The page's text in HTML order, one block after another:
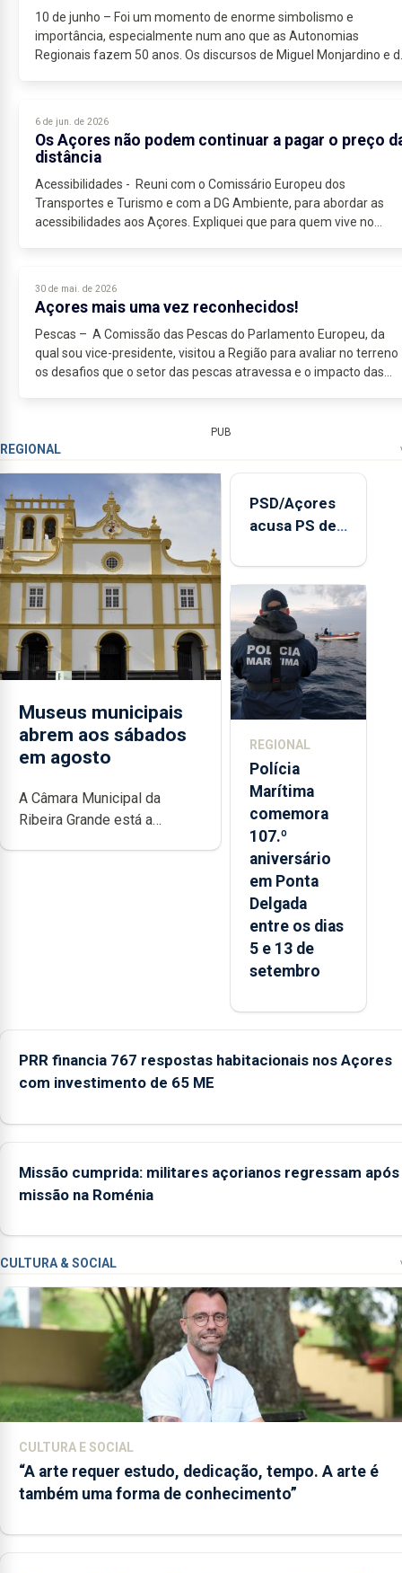
10 de junho – Foi um momento de enorme simbolismo e
importância, especialmente num ano que as Autonomias
Regionais fazem 50 anos. Os discursos de Miguel Monjardino e
6 de jun. de 2026
Os Açores não podem continuar a pagar o preço
distância
Acessibilidades - Reuni com o Comissário Europeu dos
Transportes e Turismo e com a DG Ambiente, para abordar as
acessibilidades aos Açores. Expliquei que para quem vive no
30 de mai. de 2026
Açores mais uma vez reconhecidos!
Pescas – A Comissão das Pescas do Parlamento Europeu, da
qual sou vice-presidente, visitou a Região para avaliar no terreno
os desafios que o setor das pescas atravessa e o impacto das
PUB
REGIONAL
Museus municipais
abrem aos sábados
em agosto
A Câmara Municipal da
Ribeira Grande está a
PSD/Açores
acusa PS de
contraditória"
sobre
evolução
turística
REGIONAL
Polícia
Marítima
comemora
107.º
aniversário
em Ponta
Delgada
entre os dias
5 e 13 de
setembro
PRR financia 767 respostas habitacionais nos Açores
com investimento de 65 ME
Missão cumprida: militares açorianos regressam após
missão na Roménia
CULTURA & SOCIAL
CULTURA E SOCIAL
“A arte requer estudo, dedicação, tempo. A arte é
também uma forma de conhecimento”